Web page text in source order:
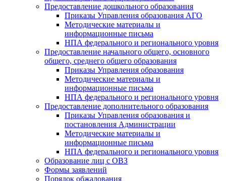
Предоставление дошкольного образования
Приказы Управления образования АГО
Методические материалы и
информационные письма
НПА федерального и регионального уровня
Предоставление начального общего, основного
общего, среднего общего образования
Приказы Управления образования
Методические материалы и
информационные письма
НПА федерального и регионального уровня
Предоставление дополнительного образования
Приказы Управления образования и
постановления Администрации
Методические материалы и
информационные письма
НПА федерального и регионального уровня
Образование лиц с ОВЗ
Формы заявлений
Порядок обжалования